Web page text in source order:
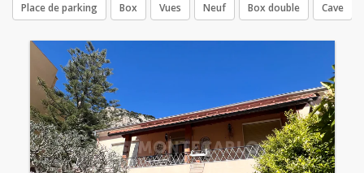
Place de parking Box Vues Neuf Box double Cave